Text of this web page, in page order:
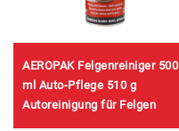
AEROPAK Felgenreiniger 500
ml Auto-Pflege 510 g
Autoreinigung für Felgen